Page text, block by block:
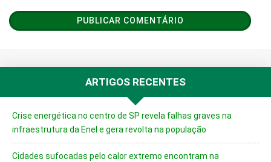
ARTIGOS RECENTES
Crise energética no centro de SP revela falhas graves na
infraestrutura da Enel e gera revolta na população
Cidades sufocadas pelo calor extremo encontram na